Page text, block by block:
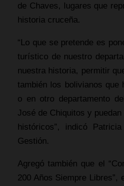
de Chaves, lugares que
historia cruceña.
“Lo que se pretende es
turístico de nuestro
nuestra historia, permitir
también los bolivianos que
o en otro departamento
José de Chiquitos y
históricos”, indicó
Gestión.
Agregó también que el
200 Años Siempre Libres”,